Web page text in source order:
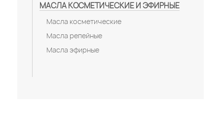
МАСЛА КОСМЕТИЧЕСКИЕ И ЭФИРНЫЕ
Масла косметические
Масла репейные
Масла эфирные